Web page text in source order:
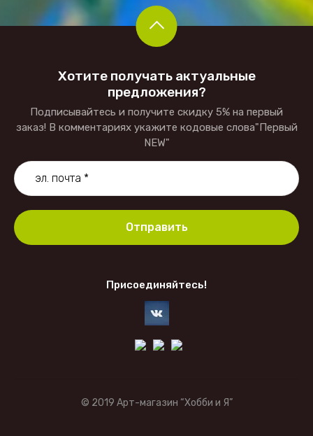
Присоединяйтесь!
Хотите получать актуальные
предложения?
Подписывайтесь и получите скидку 5% на первый
заказ! В комментариях укажите кодовые слова"Первый
NEW"
Отправить
© 2019 Арт-магазин “Хобби и Я”